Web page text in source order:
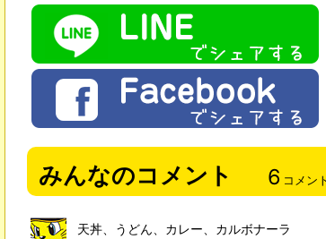
みんなのコメント 6 コメント
天丼、うどん、カレー、カルボナーラ